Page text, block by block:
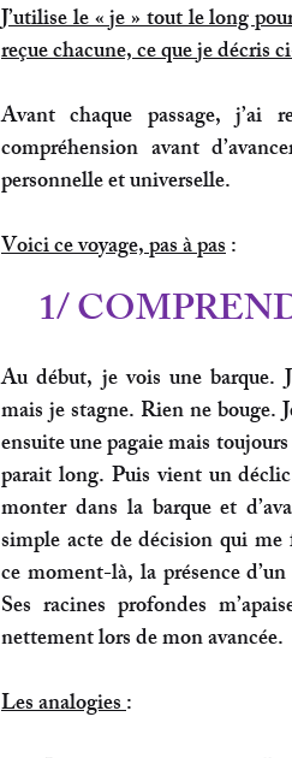
J’utilise le « je » tout le long
reçue chacune, ce que je décris
Avant chaque passage, j’ai
compréhension avant
personnelle et universelle.
Voici ce voyage, pas à pas :
1/
Au début, je vois une barque.
mais je stagne. Rien ne bouge.
ensuite une pagaie mais
parait long. Puis vient un
monter dans la barque et
simple acte de décision qui
ce moment-là, la présence
Ses racines profondes
nettement lors de mon avancée.
Les analogies :